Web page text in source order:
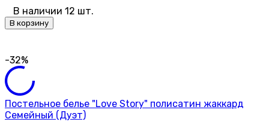
В наличии 12 шт.
В корзину
-32%
Постельное белье "Love Story" полисатин жаккард
Семейный (Дуэт)